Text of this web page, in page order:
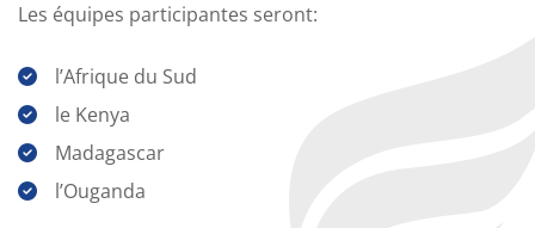
Les équipes participantes seront:
l’Afrique du Sud
le Kenya
Madagascar
l’Ouganda